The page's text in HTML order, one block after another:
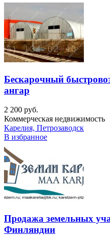
Бескарочный
ангар
2 200 руб.
Коммерческая недвижимость
Карелия, Петрозаводск
В избранное
Продажа земельных
Финляндии